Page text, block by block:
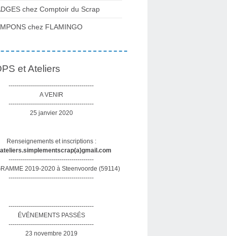
chez Comptoir du Scrap
chez FLAMINGO
et Ateliers
------------------------------------------
A VENIR
------------------------------------------
25 janvier 2020
Renseignements et inscriptions :
------------------------------------------
2019-2020 à Steenvoorde (59114)
------------------------------------------
------------------------------------------
ÉVÉNEMENTS PASSÉS
------------------------------------------
23 novembre 2019